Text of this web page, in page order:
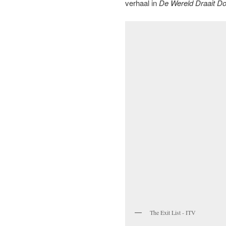
verhaal in De Wereld Draait
The Exit List - ITV